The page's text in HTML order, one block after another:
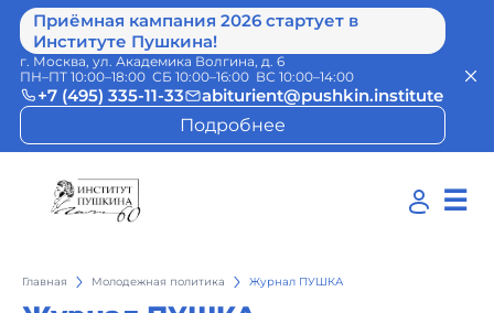
Приёмная кампания 2026 стартует в
Институте Пушкина!
г. Москва, ул. Академика Волгина, д. 6
ПН–ПТ 10:00–18:00 СБ 10:00–16:00 ВС 10:00–14:00
+7 (495) 335-11-33
abiturient@pushkin.institute
Подробнее
☰
Главная Молодежная политика Журнал ПУШКА